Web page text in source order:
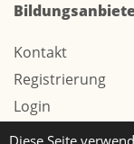
Diese Seite
Kontakt
Registrierung
Login
Werbung / Tarife